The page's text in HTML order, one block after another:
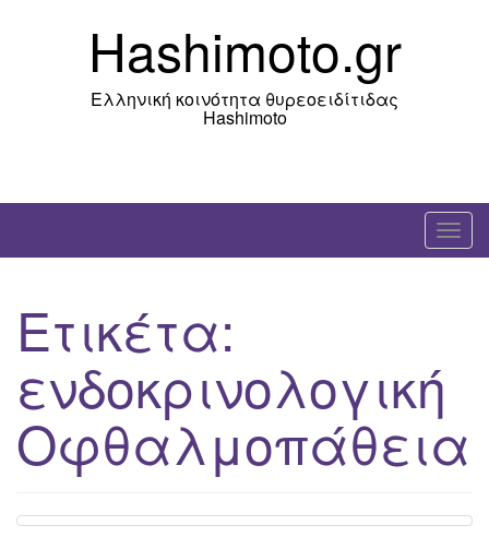
Hashimoto.gr
Ελληνική κοινότητα θυρεοειδίτιδας
Hashimoto
T
o
v
Ετικέτα:
ενδοκρινολογική
Οφθαλμοπάθεια